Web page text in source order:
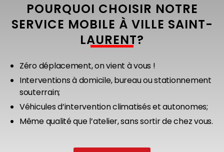
POURQUOI CHOISIR NOTRE
SERVICE MOBILE À VILLE SAINT-
LAURENT?
Zéro déplacement, on vient à vous !
Interventions à domicile, bureau ou stationnement
souterrain;
Véhicules d’intervention climatisés et autonomes;
Même qualité que l’atelier, sans sortir de chez vous.